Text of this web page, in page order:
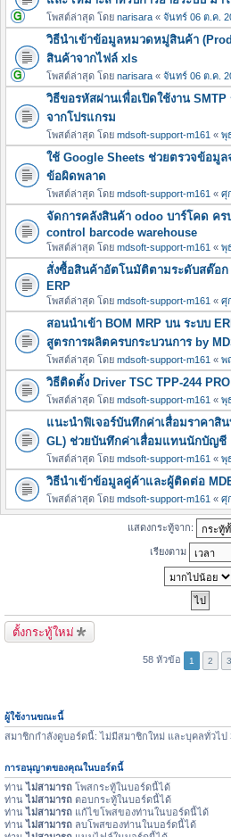
โพสต์ล่าสุด โดย narisara « จันทร์ 06 ต.ค.
วิธีนำเข้าข้อมูลหมวดหมู่สินค้า
สินค้าจากไฟล์ xls
โพสต์ล่าสุด โดย narisara « จันทร์ 06 ต.ค.
วิธีขอรหัสผ่านเพื่อเปิดใช้งาน
จากโปรแกรม
โพสต์ล่าสุด โดย mdsoft-support-m161 « พุ
ใช้ Google Sheets ช่วยตรวจข้อมู
ข้อผิดพลาด
โพสต์ล่าสุด โดย mdsoft-support-m161 « ศุ
จัดการคลังสินค้า odoo บาร์โคด คร
control barcode warehouse
โพสต์ล่าสุด โดย mdsoft-support-m161 « พุ
สั่งซื้อสินค้าอัตโนมัติตามระดับสต๊อก
ERP
โพสต์ล่าสุด โดย mdsoft-support-m161 « ศุ
สอนนำเข้า BOM MRP บน ระบบ
สูตรการผลิตครบกระบวนการ by
โพสต์ล่าสุด โดย mdsoft-support-m161 « พ
วิธีติดตั้ง Driver TSC TPP-244 PRO
โพสต์ล่าสุด โดย mdsoft-support-m161 « พุ
แนะนำฟิเจอร์บันทึกค่าเสื่อมราคาสิ
GL) ช่วยบันทึกค่าเสื่อมแทนนักบัญชี
โพสต์ล่าสุด โดย mdsoft-support-m161 « พุ
วิธีนำเข้าข้อมูลคู่ค้าและผู้ติดต่อ
โพสต์ล่าสุด โดย mdsoft-support-m161 « ศุ
แสดงกระทู้จาก:
เรียงตาม
ตั้งกระทู้ใหม่
58 หัวข้อ 1 2 3
ผู้ใช้งานขณะนี้
สมาชิกกำลังดูบอร์ดนี้: ไม่มีสมาชิกใหม่ และบุคลทั่วไป
การอนุญาตของคุณในบอร์ดนี้
ท่านไม่สามารถ โพสกระทู้ในบอร์ดนี้ได้
ท่านไม่สามารถ ตอบกระทู้ในบอร์ดนี้ได้
ท่านไม่สามารถ แก้ไขโพสของท่านในบอร์ดนี้ได้
ท่านไม่สามารถ ลบโพสของท่านในบอร์ดนี้ได้